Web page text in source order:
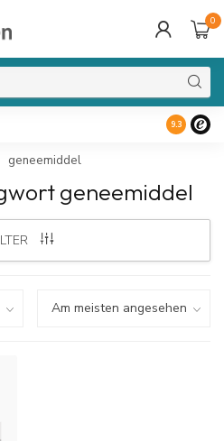
0
9.3
geneemiddel
geneemiddel